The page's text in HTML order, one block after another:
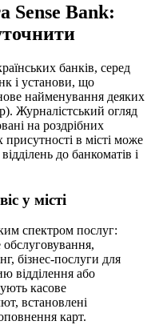
Sense Bank:
банків, серед
і установи, що
найменування деяких
Журналістський огляд
на роздрібних
присутності в місті може
до банкоматів і
у місті
спектром послуг:
бізнес-послуги для
відділення або
касове
встановлені
карт.